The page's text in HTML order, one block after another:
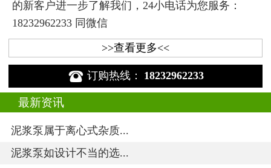
的新客户进一步了解我们，24小电话为您服务：
18232962233 同微信
>>查看更多<<
 订购热线： 18232962233
最新资讯
泥浆泵属于离心式杂质...
泥浆泵如设计不当的选...